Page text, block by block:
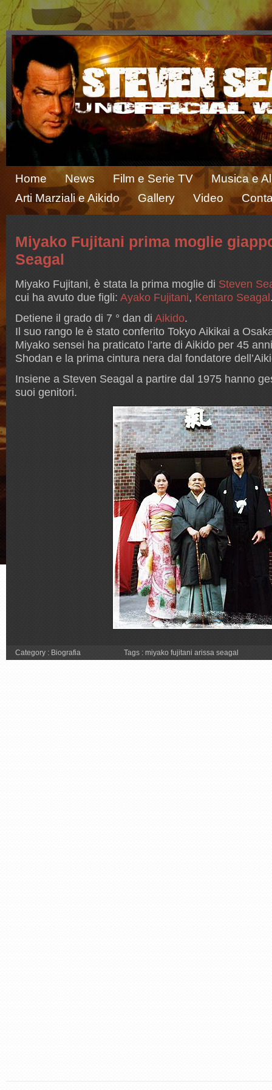
Home News Film e Serie TV
Musica e
Arti Marziali e Aikido
Gallery Video
Miyako Fujitani prima moglie
Seagal
Miyako Fujitani, è stata la prima moglie di Steven
cui ha avuto due figli: Ayako Fujitani, Kentaro Seagal
Detiene il grado di 7 ° dan di Aikido.
Il suo rango le è stato conferito Tokyo Aikikai a
Miyako sensei ha praticato l’arte di Aikido per 45
Shodan e la prima cintura nera dal fondatore
Insiene a Steven Seagal a partire dal 1975 hanno
suoi genitori.
Category : Biografia Tags : miyako fujitani arissa seagal